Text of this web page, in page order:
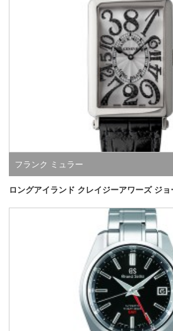
フランク ミュラー
ロングアイランド クレイジーアワーズ ジ